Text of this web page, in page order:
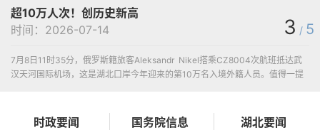
超10万人次！创历史新高
时间：2026-07-14
7月8日11时35分，俄罗斯籍旅客Aleksandr Nikel搭乘CZ8004次航班抵达武
汉天河国际机场，这是湖北口岸今年迎来的第10万名入境外籍人员。值得一提
3 / 5
时政要闻 国务院信息 湖北要闻